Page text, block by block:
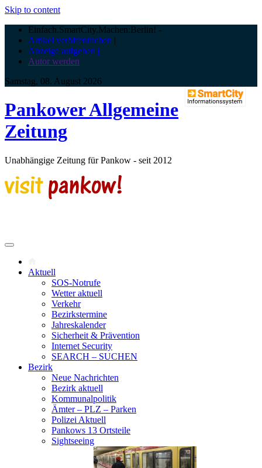
Skip to content
Einfach.SmartCity.Machen:Berlin! -
Artikel veröffentlichen |
Anzeige aufgeben |
Autor werden
Samstag, 08. August 2026
Pankower Allgemeine
Zeitung
Unabhängige Zeitung für Pankow - seit 2012
Aktuell
SOS-Notrufe
Wetter aktuell
Verkehr
Bezirkstermine
Jahreskalender
Sicherheit & Prävention
Internet Security
SEARCH – SUCHEN
Bezirk
Neue Nachrichten
Bezirk aktuell
Kommunalpolitik
Ämter – PLZ – Parken
Polizei Aktuell
Pankows 13 Ortsteile
Sightseeing